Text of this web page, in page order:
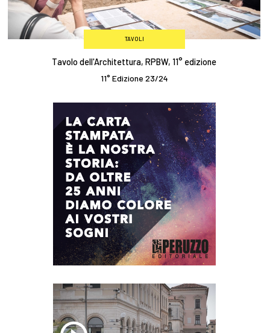
TAVOLI
Tavolo dell'Architettura, RPBW, 11° edizione
11° Edizione 23/24